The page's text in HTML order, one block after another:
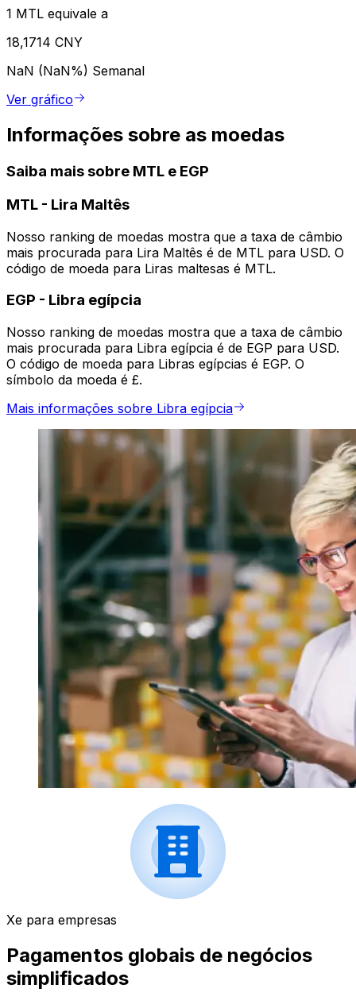
1 MTL equivale a
18,1714 CNY
NaN (NaN%) Semanal
Ver gráfico
Informações sobre as moedas
Saiba mais sobre MTL e EGP
MTL - Lira Maltês
Nosso ranking de moedas mostra que a taxa de câmbio
mais procurada para Lira Maltês é de MTL para USD. O
código de moeda para Liras maltesas é MTL.
EGP - Libra egípcia
Nosso ranking de moedas mostra que a taxa de câmbio
mais procurada para Libra egípcia é de EGP para USD.
O código de moeda para Libras egípcias é EGP. O
símbolo da moeda é £.
Mais informações sobre Libra egípcia
Xe para empresas
Pagamentos globais de negócios
simplificados